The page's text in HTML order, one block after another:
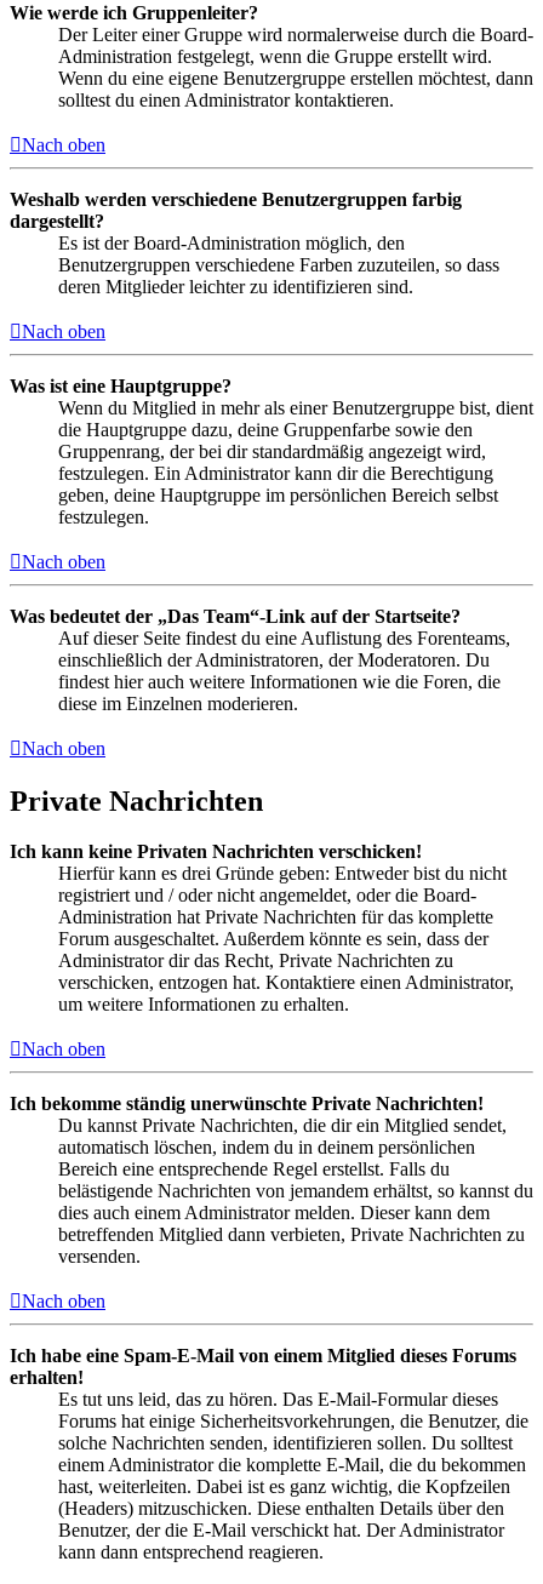
Wie werde ich Gruppenleiter?
Der Leiter einer Gruppe wird normalerweise durch die Board-
Administration festgelegt, wenn die Gruppe erstellt wird.
Wenn du eine eigene Benutzergruppe erstellen möchtest, dann
solltest du einen Administrator kontaktieren.
Nach oben
Weshalb werden verschiedene Benutzergruppen farbig
dargestellt?
Es ist der Board-Administration möglich, den
Benutzergruppen verschiedene Farben zuzuteilen, so dass
deren Mitglieder leichter zu identifizieren sind.
Nach oben
Was ist eine Hauptgruppe?
Wenn du Mitglied in mehr als einer Benutzergruppe bist, dient
die Hauptgruppe dazu, deine Gruppenfarbe sowie den
Gruppenrang, der bei dir standardmäßig angezeigt wird,
festzulegen. Ein Administrator kann dir die Berechtigung
geben, deine Hauptgruppe im persönlichen Bereich selbst
festzulegen.
Nach oben
Was bedeutet der „Das Team“-Link auf der Startseite?
Auf dieser Seite findest du eine Auflistung des Forenteams,
einschließlich der Administratoren, der Moderatoren. Du
findest hier auch weitere Informationen wie die Foren, die
diese im Einzelnen moderieren.
Nach oben
Private Nachrichten
Ich kann keine Privaten Nachrichten verschicken!
Hierfür kann es drei Gründe geben: Entweder bist du nicht
registriert und / oder nicht angemeldet, oder die Board-
Administration hat Private Nachrichten für das komplette
Forum ausgeschaltet. Außerdem könnte es sein, dass der
Administrator dir das Recht, Private Nachrichten zu
verschicken, entzogen hat. Kontaktiere einen Administrator,
um weitere Informationen zu erhalten.
Nach oben
Ich bekomme ständig unerwünschte Private Nachrichten!
Du kannst Private Nachrichten, die dir ein Mitglied sendet,
automatisch löschen, indem du in deinem persönlichen
Bereich eine entsprechende Regel erstellst. Falls du
belästigende Nachrichten von jemandem erhältst, so kannst du
dies auch einem Administrator melden. Dieser kann dem
betreffenden Mitglied dann verbieten, Private Nachrichten zu
versenden.
Nach oben
Ich habe eine Spam-E-Mail von einem Mitglied dieses Forums
erhalten!
Es tut uns leid, das zu hören. Das E-Mail-Formular dieses
Forums hat einige Sicherheitsvorkehrungen, die Benutzer, die
solche Nachrichten senden, identifizieren sollen. Du solltest
einem Administrator die komplette E-Mail, die du bekommen
hast, weiterleiten. Dabei ist es ganz wichtig, die Kopfzeilen
(Headers) mitzuschicken. Diese enthalten Details über den
Benutzer, der die E-Mail verschickt hat. Der Administrator
kann dann entsprechend reagieren.